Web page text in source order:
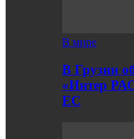
В мире
В Грузии
«Интер
ЕС